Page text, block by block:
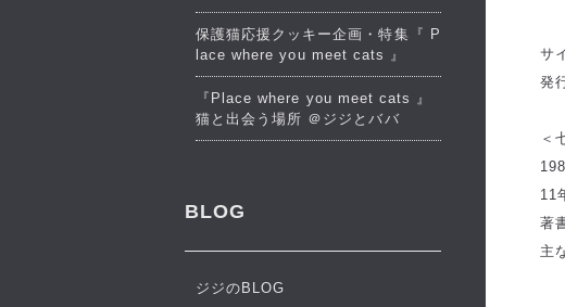
サ
発
＜
11
著
主
保護猫応援クッキー企画・特集『 P
lace where you meet cats 』
『Place where you meet cats 』
猫と出会う場所 ＠ジジとババ
BLOG
ジジのBLOG